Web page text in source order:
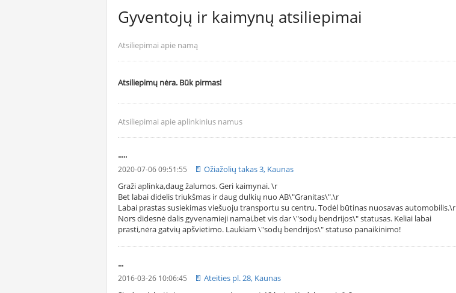
Gyventojų ir kaimynų atsiliepimai
Atsiliepimai apie namą
Atsiliepimų nėra. Būk pirmas!
Atsiliepimai apie aplinkinius namus
.....
2020-07-06 09:51:55
Ožiažolių takas 3, Kaunas
Graži aplinka,daug žalumos. Geri kaimynai. \r
Bet labai didelis triukšmas ir daug dulkių nuo AB\"Granitas\".\r
Labai prastas susiekimas viešuoju transportu su centru. Todėl būtinas nuosavas automobilis.\r
Nors didesnė dalis gyvenamieji namai,bet vis dar \"sodų bendrijos\" statusas. Keliai labai
prasti,nėra gatvių apšvietimo. Laukiam \"sodų bendrijos\" statuso panaikinimo!
...
2016-03-26 10:06:45
Ateities pl. 28, Kaunas